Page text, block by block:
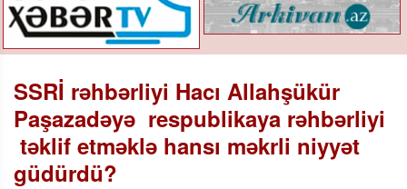
SSRİ rəhbərliyi Hacı Allahşükür
Paşazadəyə respublikaya rəhbərliyi
təklif etməklə hansı məkrli niyyət
güdürdü?